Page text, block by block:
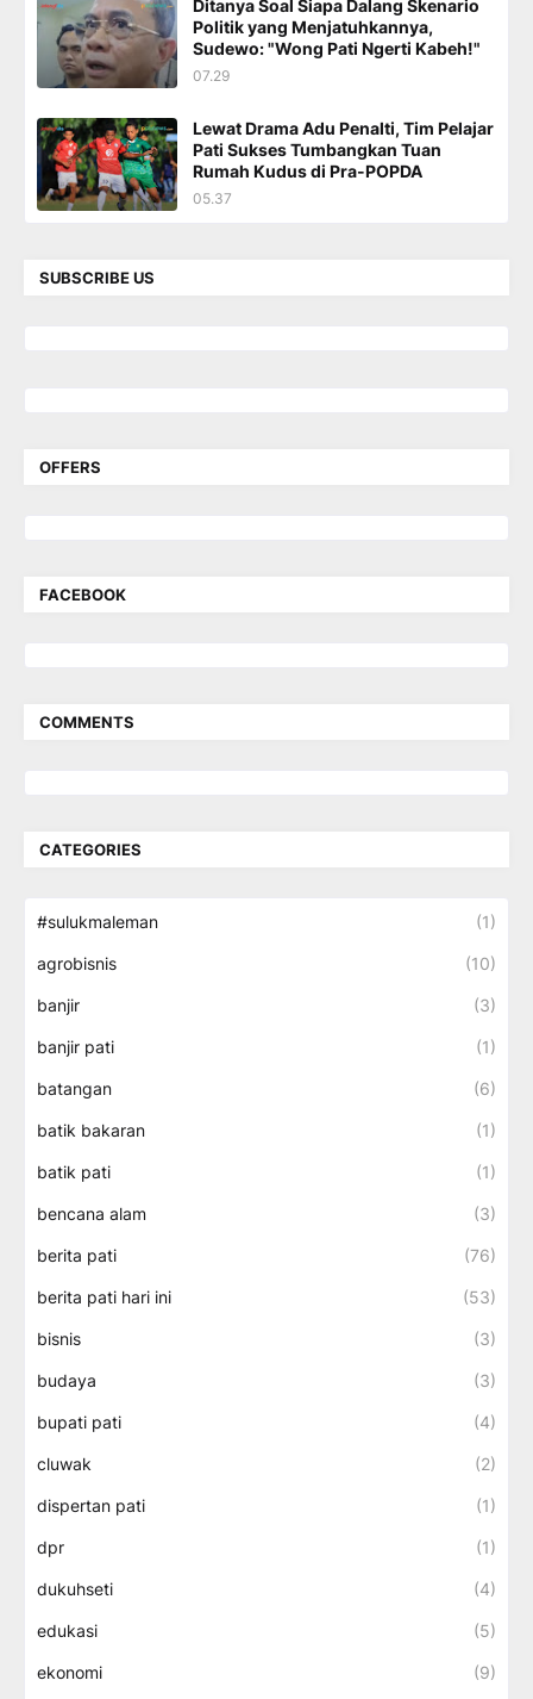
Ditanya Soal Siapa Dalang Skenario
Politik yang Menjatuhkannya,
Sudewo: "Wong Pati Ngerti Kabeh!"
07.29
Lewat Drama Adu Penalti, Tim Pelajar
Pati Sukses Tumbangkan Tuan
Rumah Kudus di Pra-POPDA
05.37
SUBSCRIBE US
OFFERS
FACEBOOK
COMMENTS
CATEGORIES
#sulukmaleman (1)
agrobisnis (10)
banjir (3)
banjir pati (1)
batangan (6)
batik bakaran (1)
batik pati (1)
bencana alam (3)
berita pati (76)
berita pati hari ini (53)
bisnis (3)
budaya (3)
bupati pati (4)
cluwak (2)
dispertan pati (1)
dpr (1)
dukuhseti (4)
edukasi (5)
ekonomi (9)